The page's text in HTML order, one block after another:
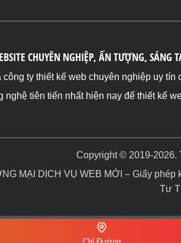
CHUYÊN NGHIỆP, ẤN TƯỢNG, SÁNG
ty thiết kế web chuyên nghiệp uy
nghệ tiên tiến nhất hiện nay để thiết kế
Copyright © 2019-2026.
MẠI DỊCH VỤ WEB MỚI – Giấy
Tư